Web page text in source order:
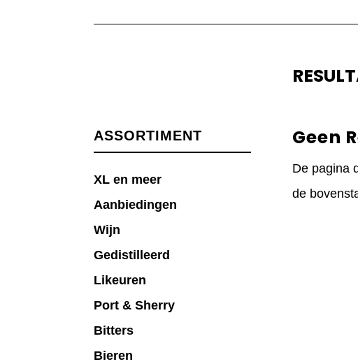
ASSORTIMENT
XL en meer
Aanbiedingen
Wijn
Gedistilleerd
Likeuren
Port & Sherry
Bitters
Bieren
Geen
De pagina
de